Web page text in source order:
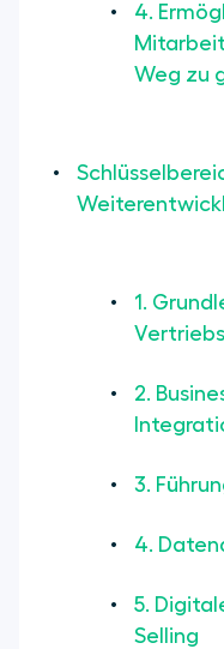
4.
Weg zu
1.
2.
3.
4.
5.
Selling